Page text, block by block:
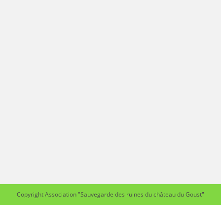
Copyright Association "Sauvegarde des ruines du château du Goust"